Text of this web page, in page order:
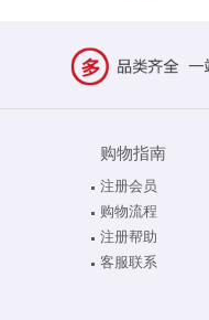
购物指南
注册会员
购物流程
注册帮助
客服联系